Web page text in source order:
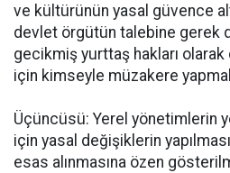
ve kültürünün yasal güvence
devlet örgütün talebine gerek
gecikmiş yurttaş hakları
için kimseyle müzakere
Üçüncüsü: Yerel yönetimlerin
için yasal değişiklerin
esas alınmasına özen